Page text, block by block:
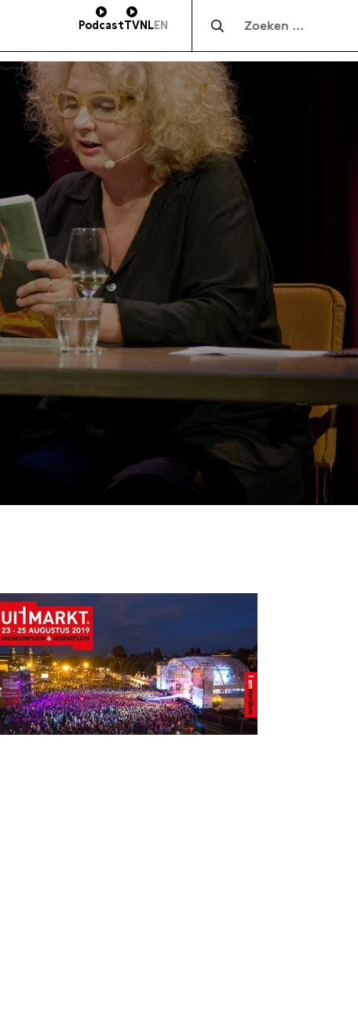
PodcastTVNLEN